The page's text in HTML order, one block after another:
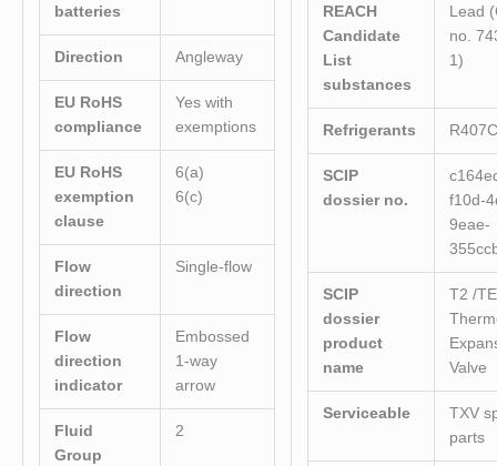
batteries
Direction Angleway
EU RoHS
compliance
Yes with
exemptions
EU RoHS
exemption
clause
6(a)
6(c)
Flow
direction
Single-flow
Flow
direction
indicator
Embossed
1-way
arrow
Fluid
Group
2
REACH
Candidate
List
substances
Lead
no.
1)
Refrigerants
SCIP
dossier no.
f10d-
9eae-
SCIP
dossier
product
name
T2 /
Valve
Serviceable
TXV
parts